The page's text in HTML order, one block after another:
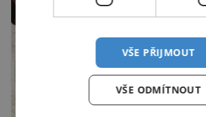
VŠE PŘIJMOUT
VŠE ODMÍTNOUT